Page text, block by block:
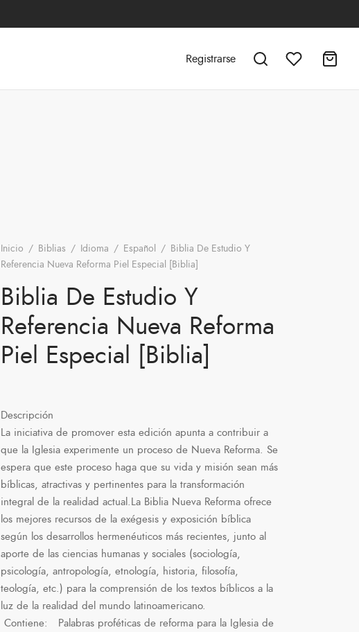
Registrarse
Inicio / Biblias / Idioma / Español / Biblia De Estudio Y
Referencia Nueva Reforma Piel Especial [Biblia]
Biblia De Estudio Y
Referencia Nueva Reforma
Piel Especial [Biblia]
Descripción
La iniciativa de promover esta edición apunta a contribuir a
que la Iglesia experimente un proceso de Nueva Reforma. Se
espera que este proceso haga que su vida y misión sean más
bíblicas, atractivas y pertinentes para la transformación
integral de la realidad actual.La Biblia Nueva Reforma ofrece
los mejores recursos de la exégesis y exposición bíblica
según los desarrollos hermenéuticos más recientes, junto al
aporte de las ciencias humanas y sociales (sociología,
psicología, antropología, etnología, historia, filosofía,
teología, etc.) para la comprensión de los textos bíblicos a la
luz de la realidad del mundo latinoamericano.
Contiene: Palabras proféticas de reforma para la Iglesia de